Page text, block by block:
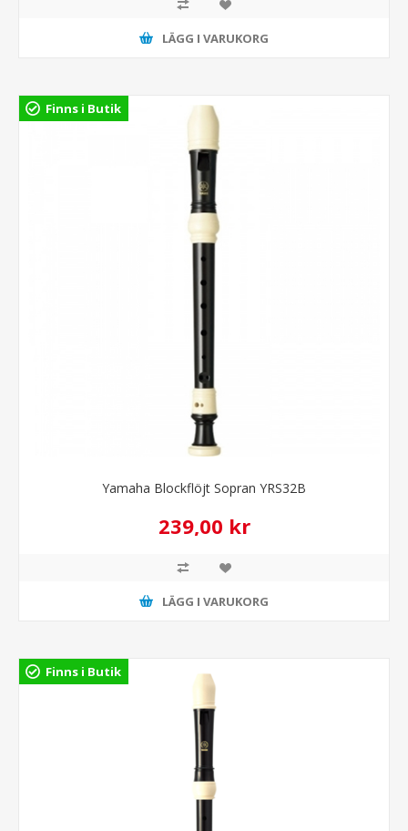
LÄGG I VARUKORG
Finns i Butik
Yamaha Blockflöjt Sopran YRS32B
239,00 kr
LÄGG I VARUKORG
Finns i Butik